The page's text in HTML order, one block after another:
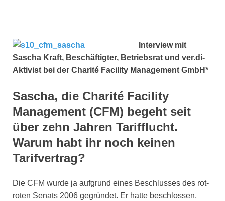
Interview mit
Sascha Kraft, Beschäftigter, Betriebsrat und ver.di-
Aktivist bei der Charité Facility Management GmbH*
Sascha, die Charité Facility
Management (CFM) begeht seit
über zehn Jahren Tarifflucht.
Warum habt ihr noch keinen
Tarifvertrag?
Die CFM wurde ja aufgrund eines Beschlusses des rot-
roten Senats 2006 gegründet. Er hatte beschlossen,